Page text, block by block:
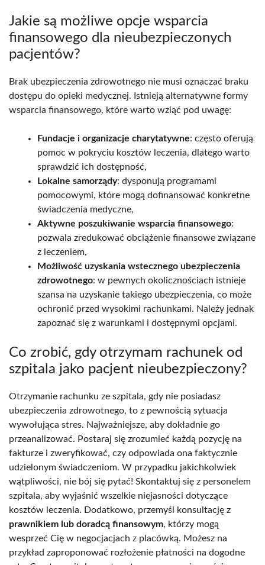
Jakie są możliwe opcje wsparcia
finansowego dla nieubezpieczonych
pacjentów?
Brak ubezpieczenia zdrowotnego nie musi oznaczać braku
dostępu do opieki medycznej. Istnieją alternatywne formy
wsparcia finansowego, które warto wziąć pod uwagę:
Fundacje i organizacje charytatywne: często oferują
pomoc w pokryciu kosztów leczenia, dlatego warto
sprawdzić ich dostępność,
Lokalne samorządy: dysponują programami
pomocowymi, które mogą dofinansować konkretne
świadczenia medyczne,
Aktywne poszukiwanie wsparcia finansowego:
pozwala zredukować obciążenie finansowe związane
z leczeniem,
Możliwość uzyskania wstecznego ubezpieczenia
zdrowotnego: w pewnych okolicznościach istnieje
szansa na uzyskanie takiego ubezpieczenia, co może
ochronić przed wysokimi rachunkami. Należy jednak
zapoznać się z warunkami i dostępnymi opcjami.
Co zrobić, gdy otrzymam rachunek od
szpitala jako pacjent nieubezpieczony?
Otrzymanie rachunku ze szpitala, gdy nie posiadasz
ubezpieczenia zdrowotnego, to z pewnością sytuacja
wywołująca stres. Najważniejsze, aby dokładnie go
przeanalizować. Postaraj się zrozumieć każdą pozycję na
fakturze i zweryfikować, czy odpowiada ona faktycznie
udzielonym świadczeniom. W przypadku jakichkolwiek
wątpliwości, nie bój się pytać! Skontaktuj się z personelem
szpitala, aby wyjaśnić wszelkie niejasności dotyczące
kosztów leczenia. Dodatkowo, przemyśl konsultację z
prawnikiem lub doradcą finansowym, którzy mogą
wesprzeć Cię w negocjacjach z placówką. Możesz na
przykład zaproponować rozłożenie płatności na dogodne